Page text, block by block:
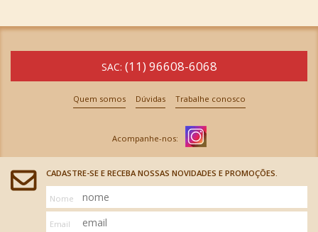
SAC: (11) 96608-6068
Quem somos Dúvidas Trabalhe conosco
CADASTRE-SE E RECEBA NOSSAS NOVIDADES E PROMOÇÕES.
Nome
Email